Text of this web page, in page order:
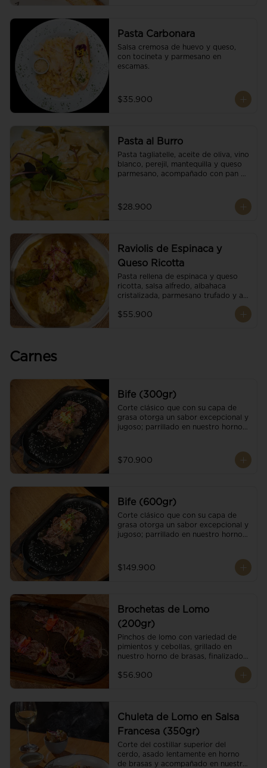
Pasta Carbonara
Salsa cremosa de huevo y queso,
con tocineta y parmesano en
escamas.
$35.900
Pasta al Burro
Pasta tagliatelle, aceite de oliva, vino
blanco, perejil, mantequilla y queso
parmesano, acompañado con pan
$28.900
Raviolis de Espinaca y
Queso Ricotta
Pasta rellena de espinaca y queso
ricotta, salsa alfredo, albahaca
cristalizada, parmesano trufado y ajo
$55.900
Carnes
Bife (300gr)
Corte clásico que con su capa de
grasa otorga un sabor excepcional y
jugoso; parrillado en nuestro horno
cristales de sal y mantequilla de ajo
y pimientos. Una guarnición a
$70.900
Bife (600gr)
Corte clásico que con su capa de
grasa otorga un sabor excepcional y
jugoso; parrillado en nuestro horno
cristales de sal y mantequilla de ajo
y pimientos. Dos guarniciones a
$149.900
Brochetas de Lomo
(200gr)
Pinchos de lomo con variedad de
pimientos y cebollas, grillado en
nuestro horno de brasas, finalizado
con cristales de sal. Acompañado de
salsa criolla.
$56.900
Chuleta de Lomo en Salsa
Francesa (350gr)
Corte del costillar superior del
cerdo, asado lentamente en horno
de brasas y acompañado en nuestra